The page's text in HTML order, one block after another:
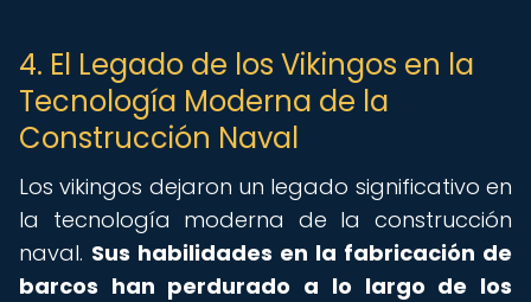
4. El Legado de los Vikingos en la
Tecnología Moderna de la
Construcción Naval
Los vikingos dejaron un legado significativo en
la tecnología moderna de la construcción
naval. Sus habilidades en la fabricación de
barcos han perdurado a lo largo de los